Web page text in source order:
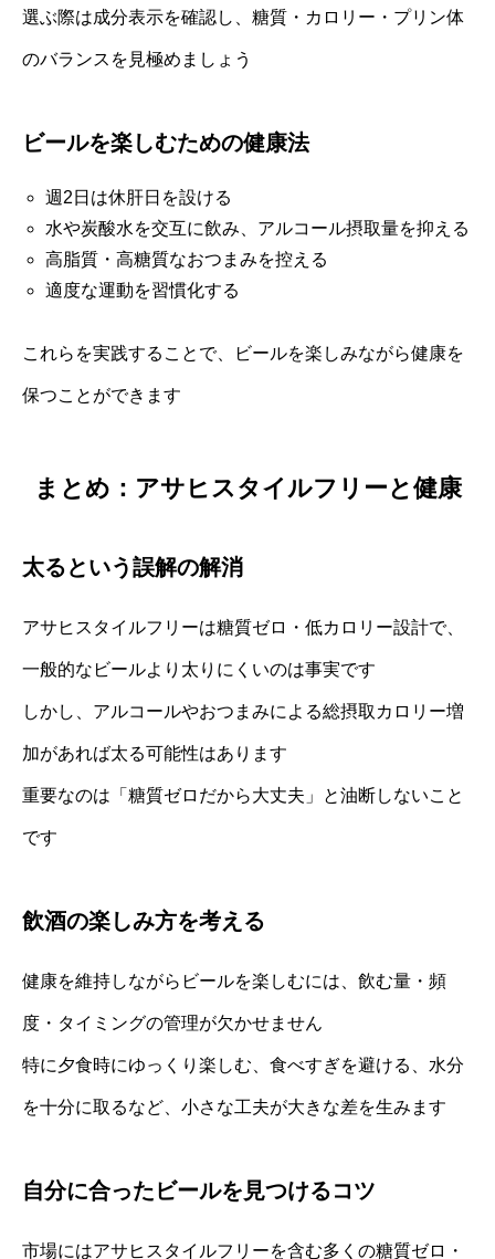
選ぶ際は成分表示を確認し、糖質・カロリー・プリン体
のバランスを見極めましょう
ビールを楽しむための健康法
週2日は休肝日を設ける
水や炭酸水を交互に飲み、アルコール摂取量を抑える
高脂質・高糖質なおつまみを控える
適度な運動を習慣化する
これらを実践することで、ビールを楽しみながら健康を
保つことができます
まとめ：アサヒスタイルフリーと健康
太るという誤解の解消
アサヒスタイルフリーは糖質ゼロ・低カロリー設計で、
一般的なビールより太りにくいのは事実です
しかし、アルコールやおつまみによる総摂取カロリー増
加があれば太る可能性はあります
重要なのは「糖質ゼロだから大丈夫」と油断しないこと
です
飲酒の楽しみ方を考える
健康を維持しながらビールを楽しむには、飲む量・頻
度・タイミングの管理が欠かせません
特に夕食時にゆっくり楽しむ、食べすぎを避ける、水分
を十分に取るなど、小さな工夫が大きな差を生みます
自分に合ったビールを見つけるコツ
市場にはアサヒスタイルフリーを含む多くの糖質ゼロ・